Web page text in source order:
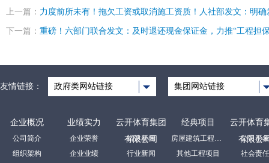
上一篇： 力度前所未有！拖欠工资或取消施工资质！人社部发文：明
下一篇： 重磅！六部门联合发文：及时退还现金保证金，力推“工程担
友情链接： 政府类网站链接 集团网站链接
企业概况
公司简介
组织架构
业绩实力
企业荣誉
企业业绩
云开体育集团
有限公司
裕达新闻
行业新闻
经典项目
房屋建筑工程项目
其他工程项目
云开体育
有限公
公司形象
社会责任